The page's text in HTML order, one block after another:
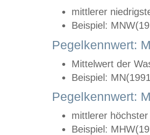
mittlerer
Beispiel:
Pegelkennwert:
Mittelwert der
Beispiel:
Pegelkennwert:
mittlerer
Beispiel: